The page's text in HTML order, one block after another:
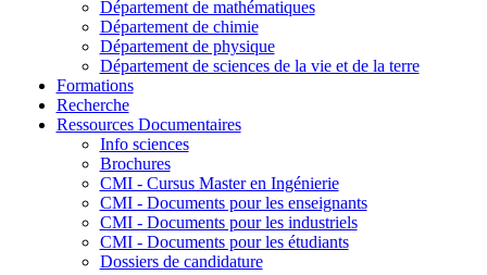
Département de mathématiques
Département de chimie
Département de physique
Département de sciences de la vie et de la terre
Formations
Recherche
Ressources Documentaires
Info sciences
Brochures
CMI - Cursus Master en Ingénierie
CMI - Documents pour les enseignants
CMI - Documents pour les industriels
CMI - Documents pour les étudiants
Dossiers de candidature